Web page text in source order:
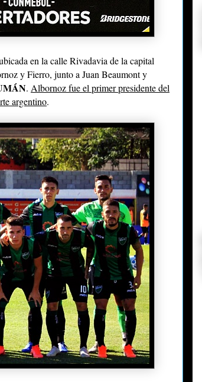
en la calle Rivadavia de la capital
y Fierro, junto a Juan Beaumont y
. Albornoz fue el primer presidente del
argentino.